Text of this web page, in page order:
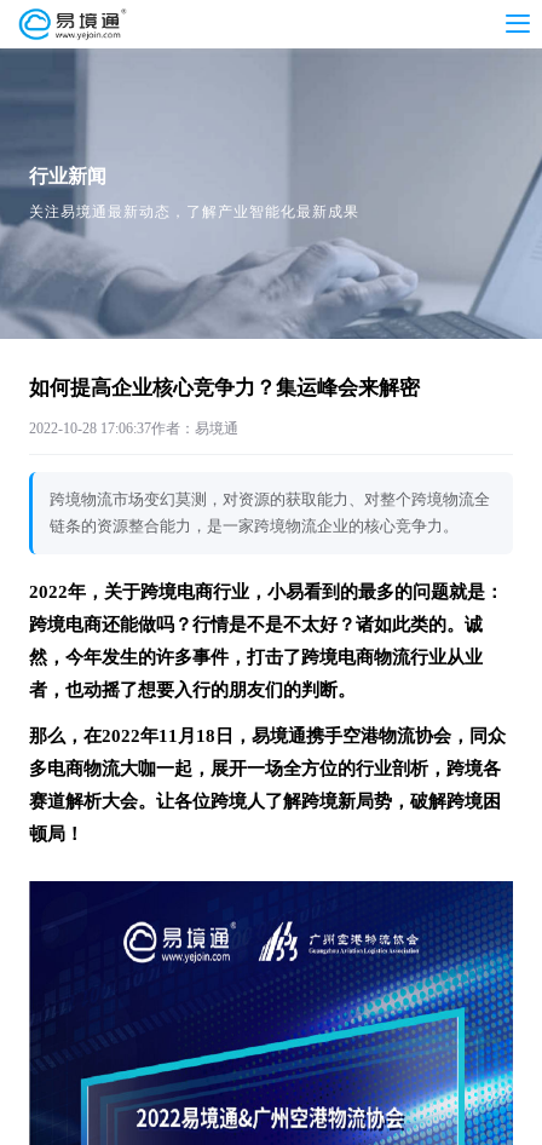
行业新闻
关注易境通最新动态，了解产业智能化最新成果
如何提高企业核心竞争力？集运峰会来解密
2022-10-28 17:06:37作者：易境通
跨境物流市场变幻莫测，对资源的获取能力、对整个跨境物流全
链条的资源整合能力，是一家跨境物流企业的核心竞争力。
2022年，关于跨境电商行业，小易看到的最多的问题就是：
跨境电商还能做吗？行情是不是不太好？诸如此类的。诚
然，今年发生的许多事件，打击了跨境电商物流行业从业
者，也动摇了想要入行的朋友们的判断。
那么，在2022年11月18日，易境通携手空港物流协会，同众
多电商物流大咖一起，展开一场全方位的行业剖析，跨境各
赛道解析大会。让各位跨境人了解跨境新局势，破解跨境困
顿局！